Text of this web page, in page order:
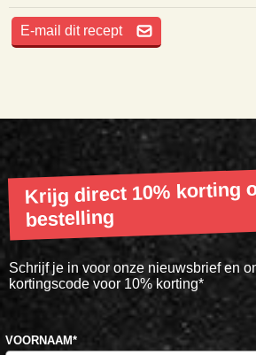
E-mail dit recept
Krijg direct 10% korting
bestelling
Schrijf je in voor onze nieuwsbrief en
kortingscode voor 10% korting*
VOORNAAM*